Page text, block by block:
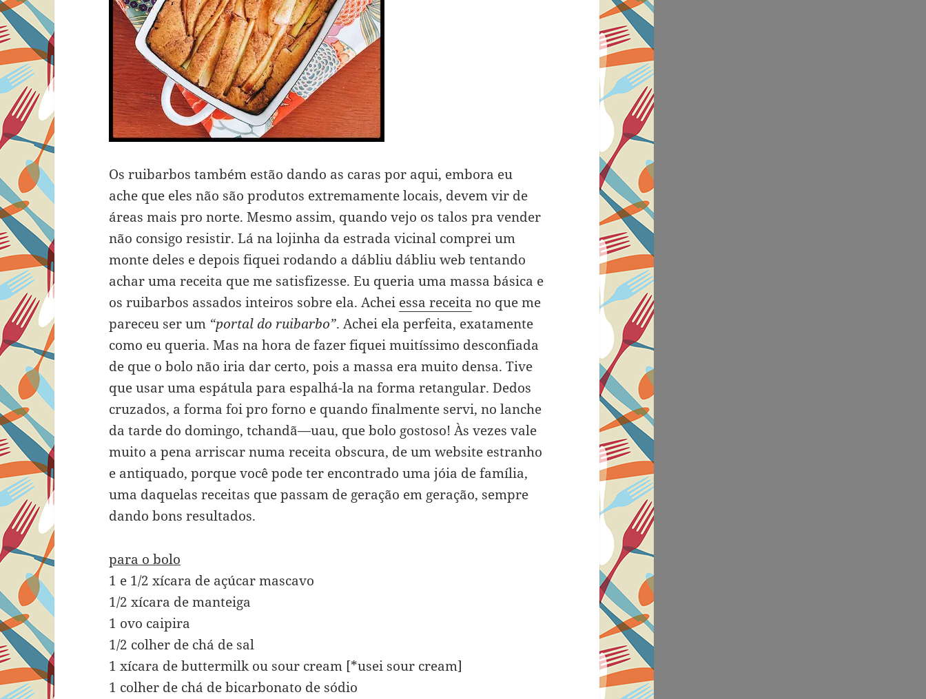
Os ruibarbos também estão dando as caras por aqui, embora eu
ache que eles não são produtos extremamente locais, devem vir de
áreas mais pro norte. Mesmo assim, quando vejo os talos pra vender
não consigo resistir. Lá na lojinha da estrada vicinal comprei um
monte deles e depois fiquei rodando a dábliu dábliu web tentando
achar uma receita que me satisfizesse. Eu queria uma massa básica e
os ruibarbos assados inteiros sobre ela. Achei essa receita no que me
pareceu ser um “portal do ruibarbo”. Achei ela perfeita, exatamente
como eu queria. Mas na hora de fazer fiquei muitíssimo desconfiada
de que o bolo não iria dar certo, pois a massa era muito densa. Tive
que usar uma espátula para espalhá-la na forma retangular. Dedos
cruzados, a forma foi pro forno e quando finalmente servi, no lanche
da tarde do domingo, tchandã—uau, que bolo gostoso! Às vezes vale
muito a pena arriscar numa receita obscura, de um website estranho
e antiquado, porque você pode ter encontrado uma jóia de família,
uma daquelas receitas que passam de geração em geração, sempre
dando bons resultados.
para o bolo
1 e 1/2 xícara de açúcar mascavo
1/2 xícara de manteiga
1 ovo caipira
1/2 colher de chá de sal
1 xícara de buttermilk ou sour cream [*usei sour cream]
1 colher de chá de bicarbonato de sódio